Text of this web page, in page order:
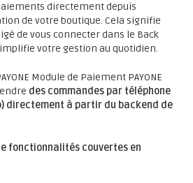
directement depuis
de votre boutique. Cela signifie
de vous connecter dans le Back
votre gestion au quotidien.
Module de Paiement PAYONE
des commandes par téléphone
directement à partir du backend de
fonctionnalités couvertes en